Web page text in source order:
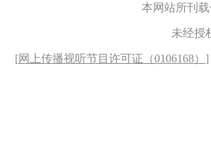
本网站所刊
未经授
[网上传播视听节目许可证（0106168） ]